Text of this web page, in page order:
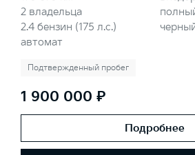
2 владельца
2.4 бензин (175 л.с.)
автомат
Подтвержденный пробег
1 900 000 ₽
Подробнее